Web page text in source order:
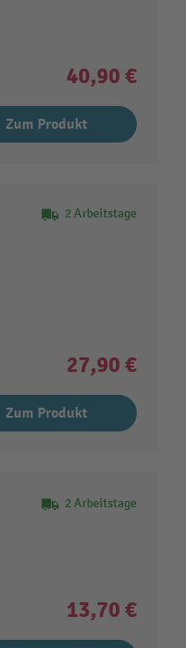
40,90 €
Zum Produkt
2 Arbeitstage
27,90 €
Zum Produkt
2 Arbeitstage
13,70 €